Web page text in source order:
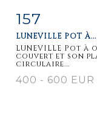
Item detail
157
LUNEVILLE POT À...
LUNEVILLE Pot
couvert et son
circulaire...
400 - 600 EUR